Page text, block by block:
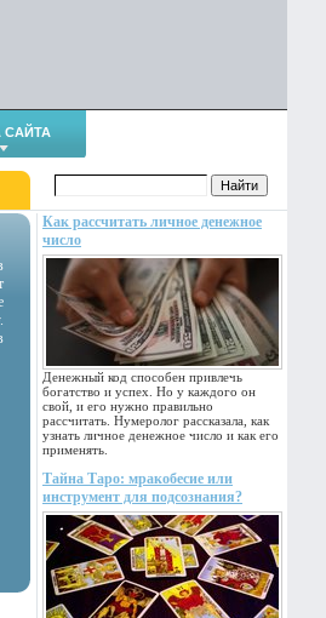
САЙТА
Как рассчитать личное денежное
число
Денежный код способен привлечь
богатство и успех. Но у каждого он
свой, и его нужно правильно
рассчитать. Нумеролог рассказала, как
узнать личное денежное число и как его
применять.
Тайна Таро: мракобесие или
инструмент для подсознания?